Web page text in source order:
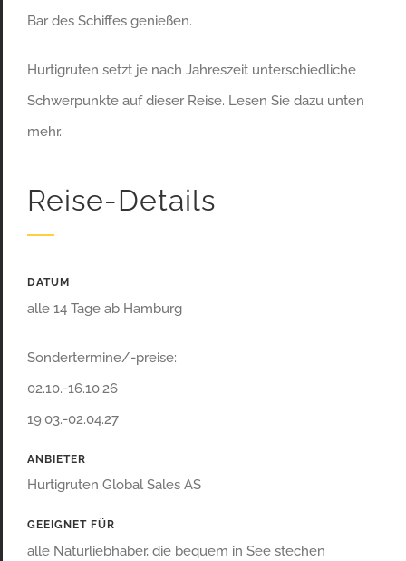
Bar des Schiffes genießen.
Hurtigruten setzt je nach Jahreszeit unterschiedliche
Schwerpunkte auf dieser Reise. Lesen Sie dazu unten
mehr.
Reise-Details
DATUM
alle 14 Tage ab Hamburg
Sondertermine/-preise:
02.10.-16.10.26
19.03.-02.04.27
ANBIETER
Hurtigruten Global Sales AS
GEEIGNET FÜR
alle Naturliebhaber, die bequem in See stechen